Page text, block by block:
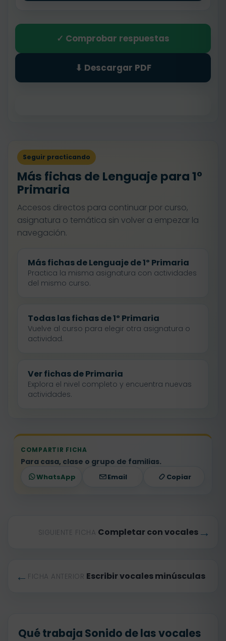
✓ Comprobar respuestas
⬇ Descargar PDF
Seguir practicando
Más fichas de Lenguaje para 1º
Primaria
Accesos directos para continuar por curso,
asignatura o temática sin volver a empezar la
navegación.
Más fichas de Lenguaje de 1º Primaria
Practica la misma asignatura con actividades
del mismo curso.
Todas las fichas de 1º Primaria
Vuelve al curso para elegir otra asignatura o
actividad.
Ver fichas de Primaria
Explora el nivel completo y encuentra nuevas
actividades.
COMPARTIR FICHA
Para casa, clase o grupo de familias.
WhatsApp Email Copiar
← FICHA ANTERIOR Escribir vocales minúsculas
SIGUIENTE FICHA Completar con vocales →
Qué trabaja Sonido de las vocales